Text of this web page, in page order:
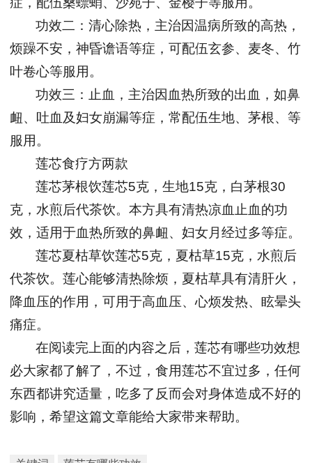
功效二：清心除热，主治因温病所致的高热，
烦躁不安，神昏谵语等症，可配伍玄参、麦冬、竹
叶卷心等服用。
功效三：止血，主治因血热所致的出血，如鼻
衄、吐血及妇女崩漏等症，常配伍生地、茅根、等
服用。
莲芯食疗方两款
莲芯茅根饮莲芯5克，生地15克，白茅根30
克，水煎后代茶饮。本方具有清热凉血止血的功
效，适用于血热所致的鼻衄、妇女月经过多等症。
莲芯夏枯草饮莲芯5克，夏枯草15克，水煎后
代茶饮。莲心能够清热除烦，夏枯草具有清肝火，
降血压的作用，可用于高血压、心烦发热、眩晕头
痛症。
在阅读完上面的内容之后，莲芯有哪些功效想
必大家都了解了，不过，食用莲芯不宜过多，任何
东西都讲究适量，吃多了反而会对身体造成不好的
影响，希望这篇文章能给大家带来帮助。